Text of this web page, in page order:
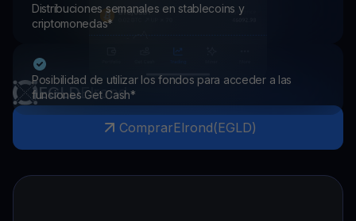
Distribuciones semanales en stablecoins y
criptomonedas*
Posibilidad de utilizar los fondos para acceder a las
funciones Get Cash*
EGLDElrond
ComprarElrond(EGLD)